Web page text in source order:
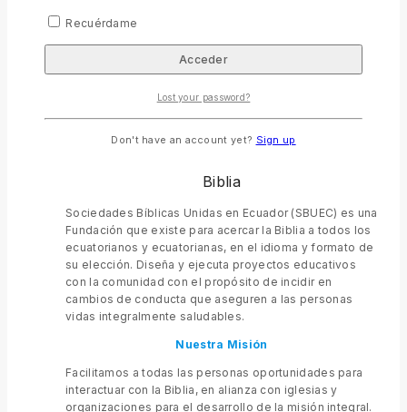
Biblia es prioritaria.
Soñamos con vidas de personas, familias y
comunidades en Ecuador, transformadas a través de la
religión o ideología
Facilitamos a todas las personas
Biblia
Sociedades Bíblicas Unidas en Ecuador (SBUEC) es una
Fundación que existe para acercar la Biblia a todos los
ecuatorianos y ecuatorianas, en el idioma y formato de
su elección. Diseña y ejecuta proyectos educativos
con la comunidad con el propósito de incidir en
cambios de conducta que aseguren a las personas
vidas integralmente saludables.
Nuestra Misión
Facilitamos a todas las personas oportunidades para
interactuar con la Biblia, en alianza con iglesias y
organizaciones para el desarrollo de la misión integral.
Recuérdame
Lost your password?
Don't have an account yet? Sign up